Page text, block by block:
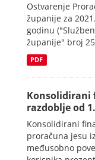
Ostvarenje
županije za
godinu
županije" broj
PDF
Konsolidirani
razdoblje od
Konsolidirani
proračuna jesu
međusobno